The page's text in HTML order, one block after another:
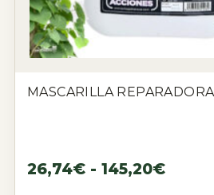
MASCARILLA
26,74€ - 145,20€